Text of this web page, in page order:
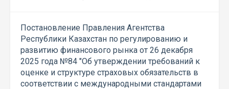
Постановление Правления Агентства
Республики Казахстан по регулированию и
развитию финансового рынка от 26 декабря
2025 года №84 "Об утверждении требований к
оценке и структуре страховых обязательств в
соответствии с международными стандартами